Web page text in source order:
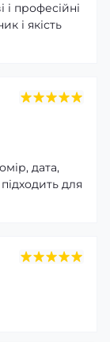
і професійні
і якість
дата,
для